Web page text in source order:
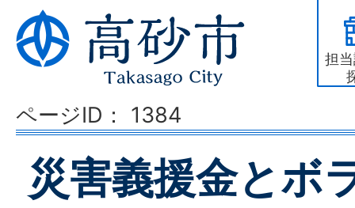
担
ページID： 1384
災害義援金とボ